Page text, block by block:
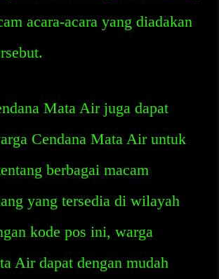
acara-acara yang diadakan
Mata Air juga dapat
Cendana Mata Air untuk
berbagai macam
yang tersedia di wilayah
kode pos ini, warga
Air dapat dengan mudah